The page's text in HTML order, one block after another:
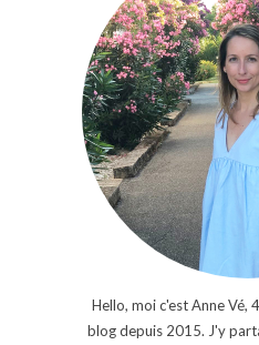
Hello, moi c'est Anne Vé,
blog depuis 2015. J'y